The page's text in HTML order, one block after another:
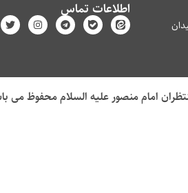
اطلاعات تماس
امام منصور علیه السلام محفوظ می